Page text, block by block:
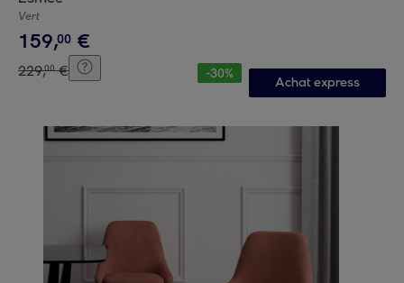
Vert
159,00 €
229,00 € -30%
Achat express